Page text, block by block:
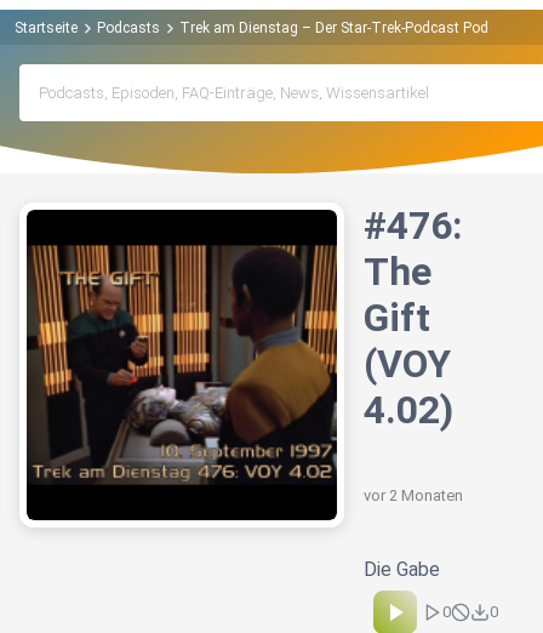
Startseite Podcasts Trek am Dienstag – Der Star-Trek-Podcast Podcast
#476:
The
Gift
(VOY
4.02)
vor 2 Monaten
Die Gabe
0
0